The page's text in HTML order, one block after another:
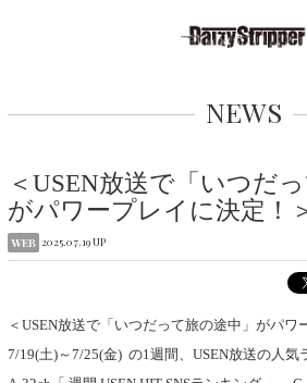
NEWS
＜USEN放送で「いつだっ
がパワープレイに決定！
WEB 2025.07.19 UP
＜USEN放送で「いつだって旅の途中」がパワ
7/19(土)～7/25(金) の1週間、USEN放送の人気